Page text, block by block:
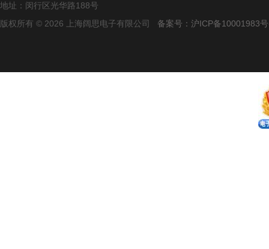
地址：闵行区光华路188号
版权所有 © 2026 上海阔思电子有限公司 备案号：沪ICP备10001983